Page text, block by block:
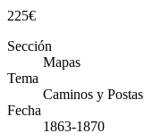
225€
Sección
Mapas
Tema
Caminos y Postas
Fecha
1863-1870